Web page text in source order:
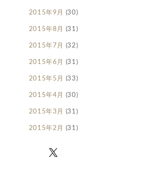
2015年9月 (30)
2015年8月 (31)
2015年7月 (32)
2015年6月 (31)
2015年5月 (33)
2015年4月 (30)
2015年3月 (31)
2015年2月 (31)